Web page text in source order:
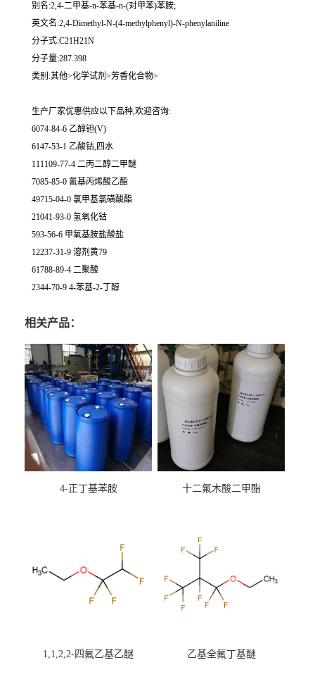
别名:2,4-二甲基-n-苯基-n-(对甲苯)苯胺;
英文名:2,4-Dimethyl-N-(4-methylphenyl)-N-phenylaniline
分子式:C21H21N
分子量:287.398
类别:其他>化学试剂>芳香化合物>
生产厂家优惠供应以下品种,欢迎咨询:
6074-84-6 乙醇钽(V)
6147-53-1 乙酸钴,四水
111109-77-4 二丙二醇二甲醚
7085-85-0 氰基丙烯酸乙酯
49715-04-0 氯甲基氯磺酸酯
21041-93-0 氢氧化钴
593-56-6 甲氧基胺盐酸盐
12237-31-9 溶剂黄79
61788-89-4 二聚酸
2344-70-9 4-苯基-2-丁醇
相关产品：
4-正丁基苯胺 十二氟木酸二甲酯
1,1,2,2-四氟乙基乙醚 乙基全氟丁基醚